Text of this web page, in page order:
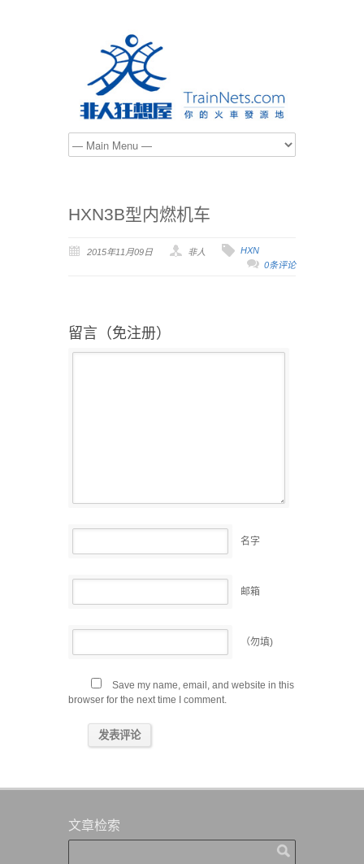
HXN3B型内燃机车
2015年11月09日 非人
HXN
0条评论
留言（免注册）
名字
邮箱
（勿填)
Save my name, email, and website in this
browser for the next time I comment.
文章检索